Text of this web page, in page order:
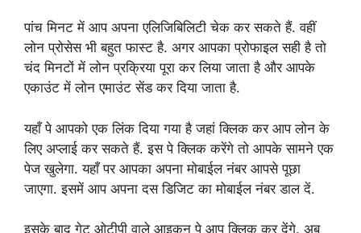
पांच मिनट में आप अपना एलिजिबिलिटी चेक कर सकते हैं. वहीं
लोन प्रोसेस भी बहुत फास्ट है. अगर आपका प्रोफाइल सही है तो
चंद मिनटों में लोन प्रक्रिया पूरा कर लिया जाता है और आपके
एकाउंट में लोन एमाउंट सेंड कर दिया जाता है.
यहाँ पे आपको एक लिंक दिया गया है जहां क्लिक कर आप लोन के
लिए अप्लाई कर सकते हैं. इस पे क्लिक करेंगे तो आपके सामने एक
पेज खुलेगा. यहाँ पर आपका अपना मोबाईल नंबर आपसे पूछा
जाएगा. इसमें आप अपना दस डिजिट का मोबाईल नंबर डाल दें.
इसके बाद गेट ओटीपी वाले आइकन पे आप क्लिक कर देंगे. अब